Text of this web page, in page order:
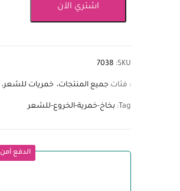
اشتري الآن
SKU:
7038
: فئات جميع المنتجات خمريات للشعر
Tag: بخاخ-خمرية-الخروع-للشعر
الدفع آمن